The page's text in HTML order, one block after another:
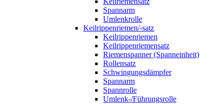
Spannarm
Umlenkrolle
Keilrippenriemen/-satz
Keilrippenriemen
Keilrippenriemensatz
Riemenspanner (Spanneinheit)
Rollensatz
Schwingungsdämpfer
Spannarm
Spannrolle
Umlenk-/Führungsrolle